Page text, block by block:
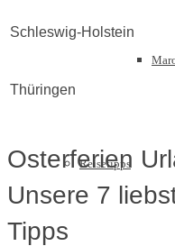
Reisetipps
Schleswig-Holstein
Thüringen
Osterferien
Unsere 7
Tipps